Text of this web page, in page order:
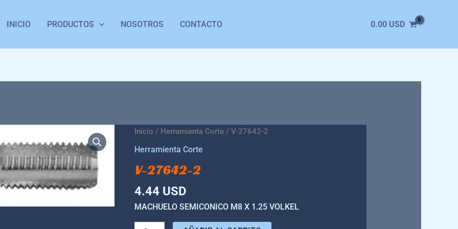
INICIO PRODUCTOS NOSOTROS CONTACTO 0.00 USD
Inicio / Herramienta Corte / V-27642-2
Herramienta Corte
V-27642-2
4.44 USD
MACHUELO SEMICONICO M8 X 1.25 VOLKEL
V-
27642-
cantidad